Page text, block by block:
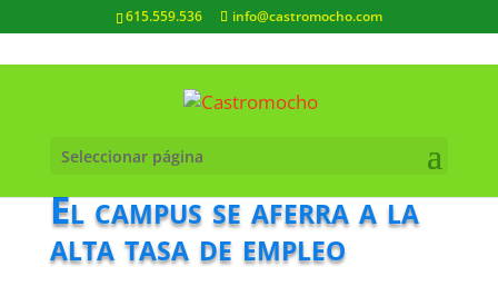
615.559.536 info@castromocho.com
Seleccionar página
El campus se aferra a la
alta tasa de empleo